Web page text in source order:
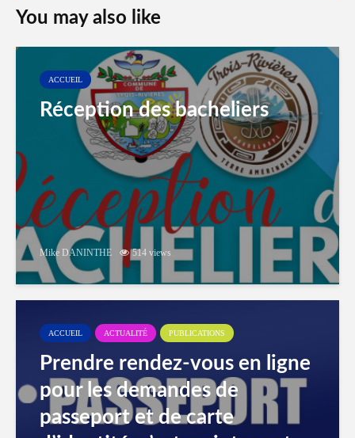
You may also like
ACCUEIL
Réception des bacheliers
Mike DANINTHE 514 views
ACCUEIL ACTUALITÉ PUBLICATIONS
Prendre rendez-vous en ligne
pour les demandes de
passeport et de carte